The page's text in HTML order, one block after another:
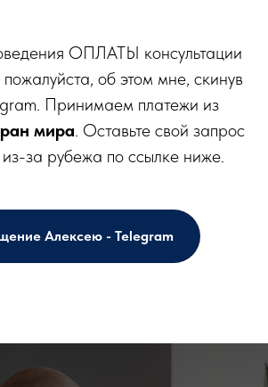
ОПЛАТЫ консультации
об этом мне, скинув
Принимаем платежи из
мира. Оставьте свой запрос
за рубежа по ссылке ниже.
Алексею - Telegram